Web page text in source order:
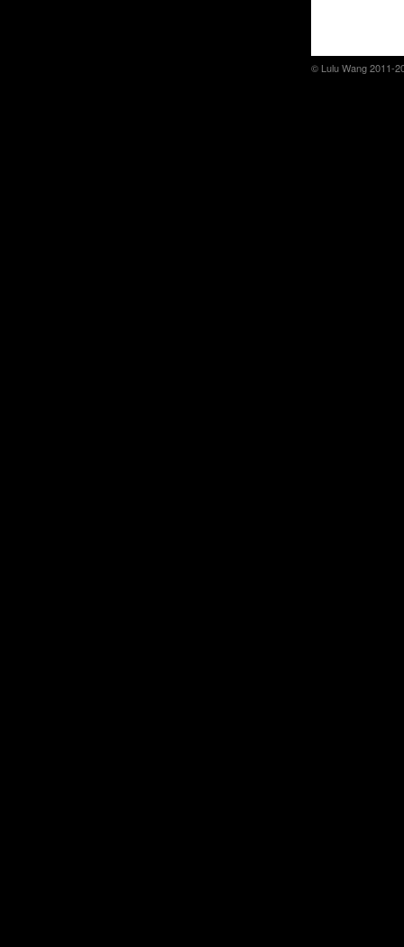
© Lulu Wang 2011-